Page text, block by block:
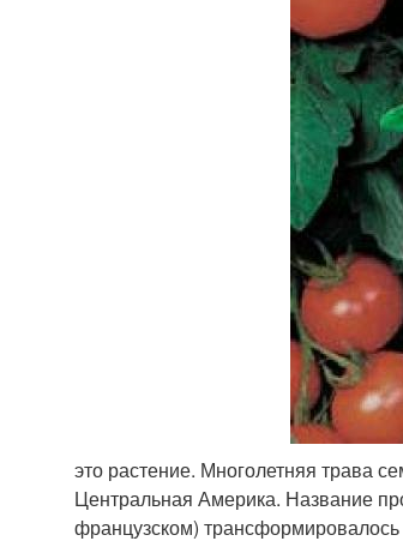
это растение. Многолетняя трава
Центральная Америка. Название
французском)